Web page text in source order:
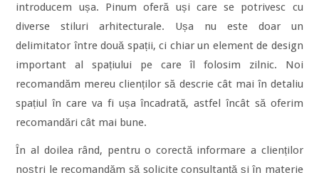
introducem ușa. Pinum oferă uși care se potrivesc cu
diverse stiluri arhitecturale. Ușa nu este doar un
delimitator între două spații, ci chiar un element de design
important al spațiului pe care îl folosim zilnic. Noi
recomandăm mereu clienților să descrie cât mai în detaliu
spațiul în care va fi ușa încadrată, astfel încât să oferim
recomandări cât mai bune.
În al doilea rând, pentru o corectă informare a clienților
noștri le recomandăm să solicite consultanță și în materie